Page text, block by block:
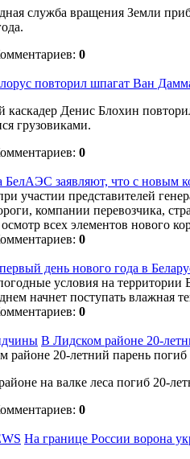
служба вращения Земли
0
повторил шпагат Ван
каскадер Денис Блохин
грузовиками.
0
БелАЭС заявляют, что с новым
участии представителей
компании перевозчика,
всех элементов нового
0
день нового года в
условия на
начнет поступать влажная
0
В Лидском районе 20-
на валке леса погиб 20-
0
На границе России ворона